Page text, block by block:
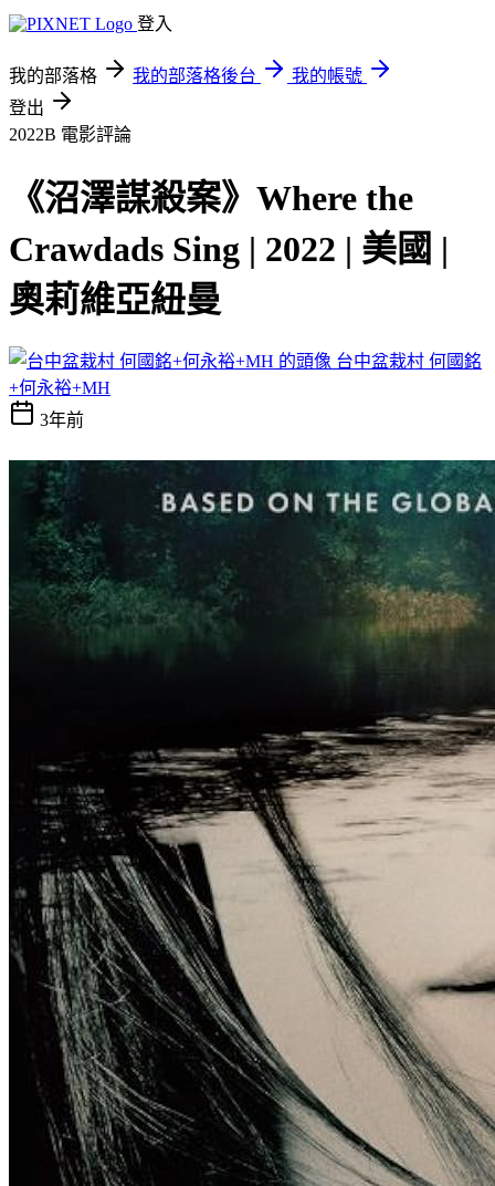
登入
我的部落格 我的部落格後台
我的帳號
登出
2022B 電影評論
《沼澤謀殺案》Where the
Crawdads Sing | 2022 | 美國 |
奧莉維亞紐曼
台中盆栽村 何國銘
+何永裕+MH
3年前